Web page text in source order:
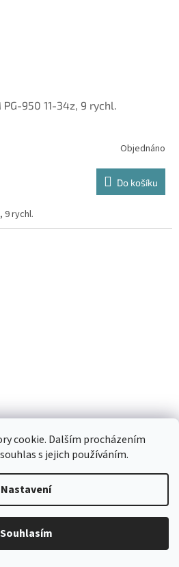
cookie. Dalším procházením
s jejich používáním.
Nastavení
Souhlasím
PG-950 11-34z, 9 rychl.
Objednáno
Do košíku
9 rychl.
PG-970 11-34z, 9 rychl.
Do košíku
9 rychl.